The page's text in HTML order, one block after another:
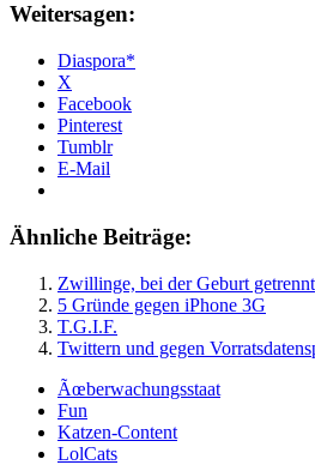
Weitersagen:
Diaspora*
X
Facebook
Pinterest
Tumblr
E-Mail
Ähnliche Beiträge:
Zwillinge, bei der Geburt getrennt
5 Gründe gegen iPhone 3G
T.G.I.F.
Twittern und gegen
Ãœberwachungsstaat
Fun
Katzen-Content
LolCats